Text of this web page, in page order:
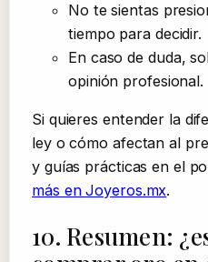
No te sientas
tiempo para decidir.
En caso de duda,
opinión profesional.
Si quieres entender la
ley o cómo afectan al
y guías prácticas en el
más en Joyeros.mx.
10. Resumen: